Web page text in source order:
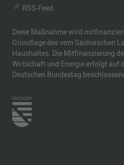
RSS-Feed
Diese Maßnahme wird
Grundlage des vom Sächsischen
Haushaltes. Die Mitfinanzierung
Wirtschaft und Energie erfolgt auf
Deutschen Bundestag